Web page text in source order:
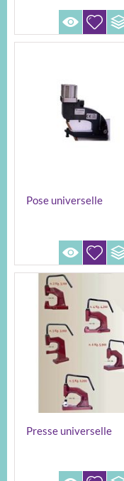
Pose universelle
Presse universelle